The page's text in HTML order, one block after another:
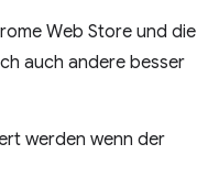
Web Store und die
auch andere besser
werden wenn der